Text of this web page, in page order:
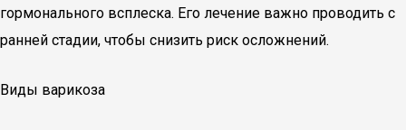
гормонального всплеска. Его лечение важно проводить с
ранней стадии, чтобы снизить риск осложнений.
Виды варикоза